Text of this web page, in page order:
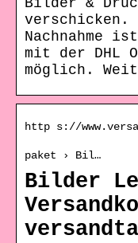
Bilder &
verschicken.
Nachnahme
mit der DHL
möglich.
http s://
paket › Bil…
Bilder